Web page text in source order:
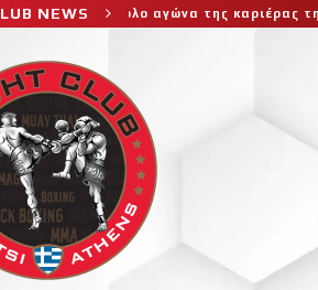
NEWS
δύσκολο αγώνα της καριέρας της,